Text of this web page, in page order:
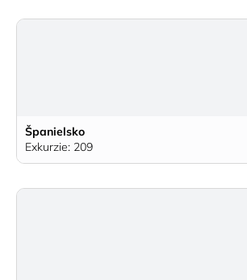
Španielsko
Exkurzie: 209